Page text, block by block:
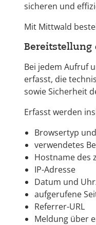
sicheren und
Mit Mittwald
Bereitstellung
Bei jedem Aufruf
erfasst, die
sowie Sicherheit
Erfasst werden
Browsertyp
verwendetes
Hostname des
IP-Adresse
Datum und
aufgerufene
Referrer-URL
Meldung über